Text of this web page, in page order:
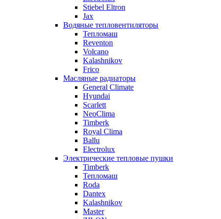
Stiebel Eltron
Jax
Водяные тепловентиляторы
Тепломаш
Reventon
Volcano
Kalashnikov
Frico
Масляные радиаторы
General Climate
Hyundai
Scarlett
NeoClima
Timberk
Royal Clima
Ballu
Electrolux
Электрические тепловые пушки
Timberk
Тепломаш
Roda
Dantex
Kalashnikov
Master